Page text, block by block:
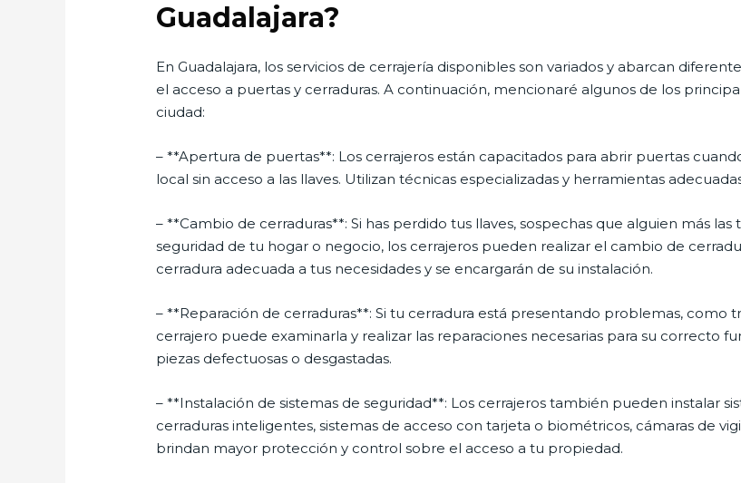
Guadalajara?
En Guadalajara, los servicios de cerrajería disponibles son variados y abarcan
el acceso a puertas y cerraduras. A continuación, mencionaré algunos de los
ciudad:
– **Apertura de puertas**: Los cerrajeros están capacitados para abrir puertas
local sin acceso a las llaves. Utilizan técnicas especializadas y herramientas
– **Cambio de cerraduras**: Si has perdido tus llaves, sospechas que alguien más
seguridad de tu hogar o negocio, los cerrajeros pueden realizar el cambio de
cerradura adecuada a tus necesidades y se encargarán de su instalación.
– **Reparación de cerraduras**: Si tu cerradura está presentando problemas, como
cerrajero puede examinarla y realizar las reparaciones necesarias para su correcto
piezas defectuosas o desgastadas.
– **Instalación de sistemas de seguridad**: Los cerrajeros también pueden instalar
cerraduras inteligentes, sistemas de acceso con tarjeta o biométricos, cámaras de
brindan mayor protección y control sobre el acceso a tu propiedad.